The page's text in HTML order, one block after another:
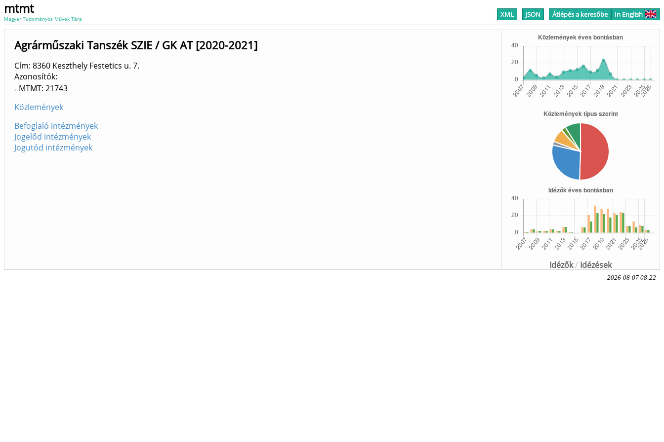
mtmt
Magyar Tudományos Művek Tára XML JSON Átlépés a keresőbe In English
Idézők/ Idézések
Agrárműszaki Tanszék SZIE / GK AT [2020-2021]
Cím: 8360 Keszthely Festetics u. 7.
Azonosítók
MTMT: 21743
Közlemények
Befoglaló intézmények
Jogelőd intézmények
Jogutód intézmények
2026-08-07 08:22